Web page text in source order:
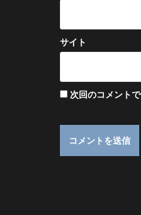
サイト
次回のコメント